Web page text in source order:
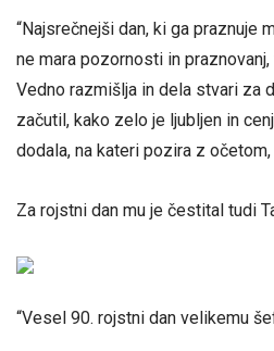
“Najsrečnejši dan, ki ga praznuje
ne mara pozornosti in
Vedno razmišlja in dela stvari za
začutil, kako zelo je ljubljen in
dodala, na kateri pozira z
Za rojstni dan mu je čestital tudi
“Vesel 90. rojstni dan velikemu